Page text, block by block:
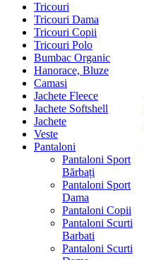
Tricouri
Tricouri Dama
Tricouri Copii
Tricouri Polo
Bumbac Organic
Hanorace, Bluze
Camasi
Jachete Fleece
Jachete Softshell
Jachete
Veste
Pantaloni
Pantaloni Sport
Bărbați
Pantaloni Sport
Dama
Pantaloni Copii
Pantaloni Scurti
Barbati
Pantaloni Scurti